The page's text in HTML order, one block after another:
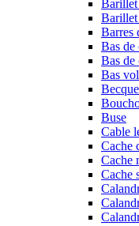
Barillet
Barillet
Barres
Bas de
Bas de
Bas
Buse
Cable
Cache
Cache
Cache